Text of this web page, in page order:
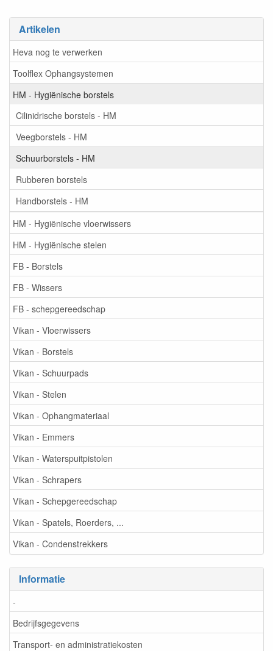
Artikelen
Heva nog te verwerken
Toolflex Ophangsystemen
HM - Hygiënische borstels
Cilinidrische borstels - HM
Veegborstels - HM
Schuurborstels - HM
Rubberen borstels
Handborstels - HM
HM - Hygiënische vloerwissers
HM - Hygiënische stelen
FB - Borstels
FB - Wissers
FB - schepgereedschap
Vikan - Vloerwissers
Vikan - Borstels
Vikan - Schuurpads
Vikan - Stelen
Vikan - Ophangmateriaal
Vikan - Emmers
Vikan - Waterspuitpistolen
Vikan - Schrapers
Vikan - Schepgereedschap
Vikan - Spatels, Roerders, ...
Vikan - Condenstrekkers
Informatie
-
Bedrijfsgegevens
Transport- en administratiekosten